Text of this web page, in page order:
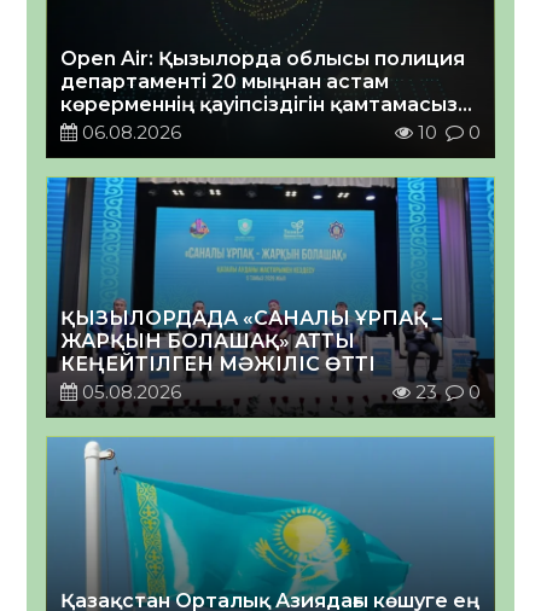
Open Air: Қызылорда облысы полиция
департаменті 20 мыңнан астам
көрерменнің қауіпсіздігін қамтамасыз
етті06.08.2026 10 0
ҚЫЗЫЛОРДАДА «САНАЛЫ ҰРПАҚ –
ЖАРҚЫН БОЛАШАҚ» АТТЫ
КЕҢЕЙТІЛГЕН МӘЖІЛІС ӨТТІ
05.08.2026
23 0
Қазақстан Орталық Азиядағы көшуге ең